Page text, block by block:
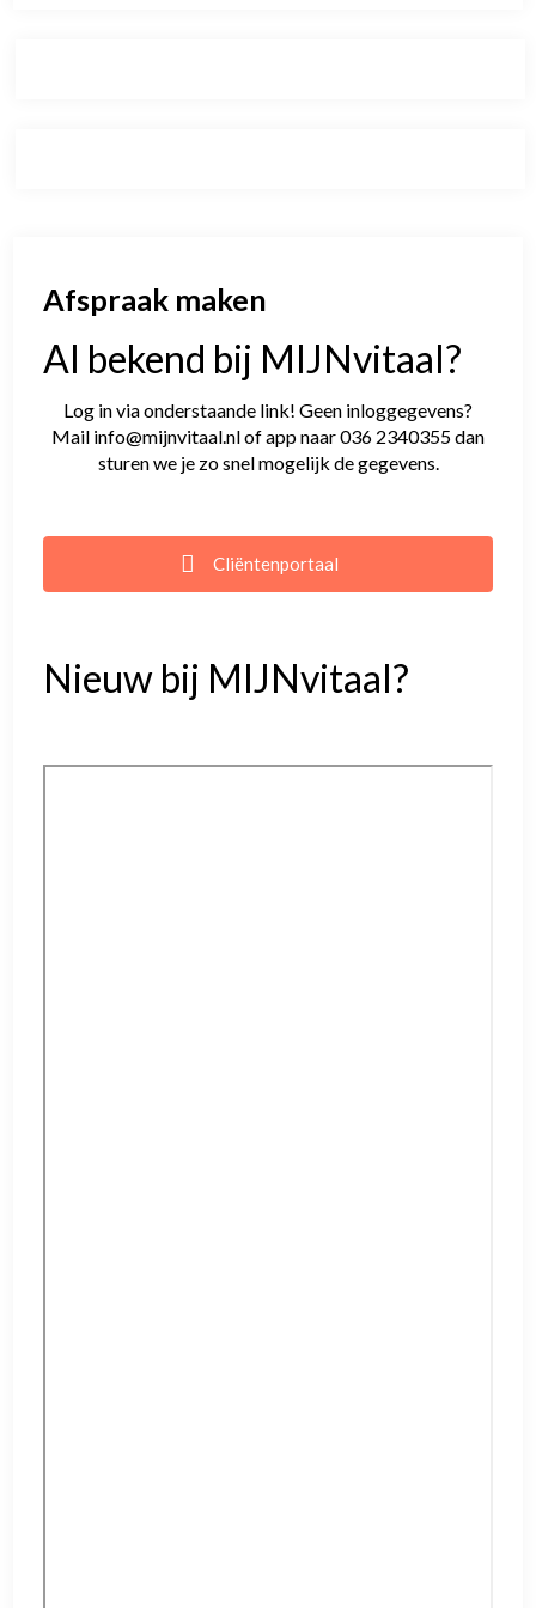
Afspraak maken
Al bekend bij MIJNvitaal?
Log in via onderstaande link! Geen inloggegevens?
Mail info@mijnvitaal.nl of app naar 036 2340355 dan
sturen we je zo snel mogelijk de gegevens.
Cliëntenportaal
Nieuw bij MIJNvitaal?